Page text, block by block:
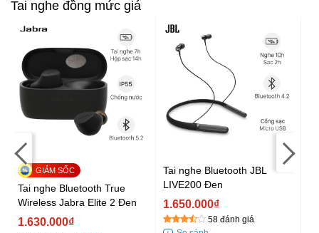
Tai nghe đồng mức giá
Tai nghe Bluetooth True
Wireless Jabra Elite 2 Đen
1.630.000₫
Tai nghe Bluetooth JBL
LIVE200 Đen
1.650.000₫
58 đánh giá